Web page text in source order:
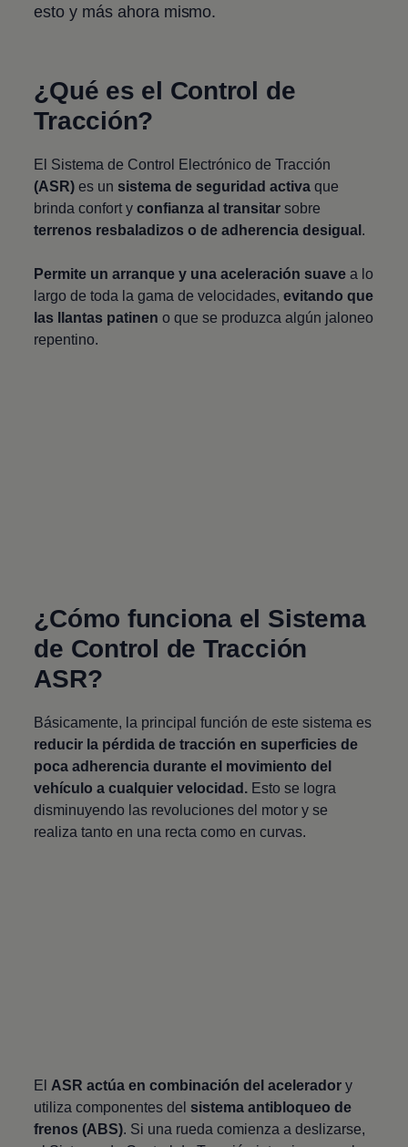
esto y más ahora mismo.
¿Qué es el Control de
Tracción?
El Sistema de Control Electrónico de Tracción
(ASR)es unsistema de seguridad activaque
brinda confort yconfianza al transitar sobre
terrenos resbaladizos o de adherencia desigual .
Permite un arranque y una aceleración suave a lo
largo de toda la gama de velocidades,evitando que
las llantas patinen o que se produzca algún jaloneo
repentino.
¿Cómo funciona el Sistema
de Control de Tracción
ASR?
Básicamente, la principal función de este sistema es
reducir la pérdida de tracción en superficies de
poca adherencia durante el movimiento del
vehículo a cualquier velocidad. Esto se logra
disminuyendo las revoluciones del motor y se
realiza tanto en una recta como en curvas.
El ASR actúa en combinación del acelerador y
utiliza componentes delsistema antibloqueo de
frenos (ABS). Si una rueda comienza a deslizarse,